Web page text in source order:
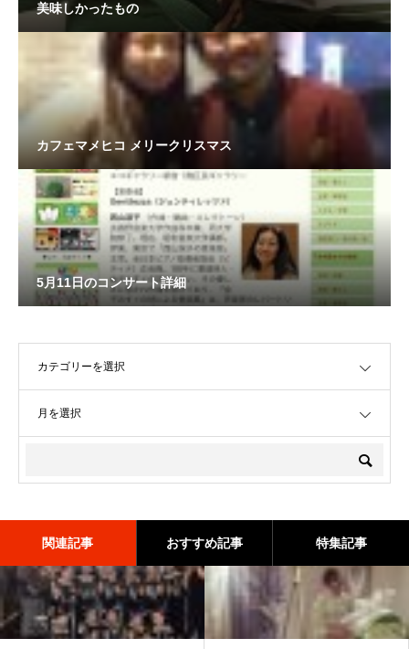
美味しかったもの
カフェマメヒコ メリークリスマス
5月11日のコンサート詳細
関連記事 おすすめ記事 特集記事